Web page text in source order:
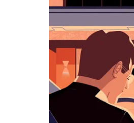
vybrat
datum.
klávesy
Esc
zavřeš
kalendář.